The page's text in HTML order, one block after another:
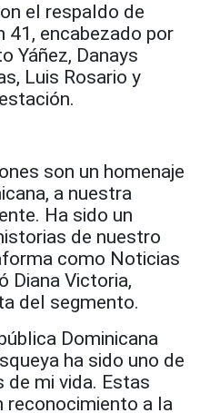
el respaldo de
41, encabezado por
Yáñez, Danays
Luis Rosario y
son un homenaje
a nuestra
Ha sido un
de nuestro
como Noticias
Diana Victoria,
del segmento.
Dominicana
ha sido uno de
de mi vida. Estas
reconocimiento a la